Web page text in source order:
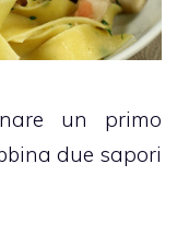
un primo
due sapori